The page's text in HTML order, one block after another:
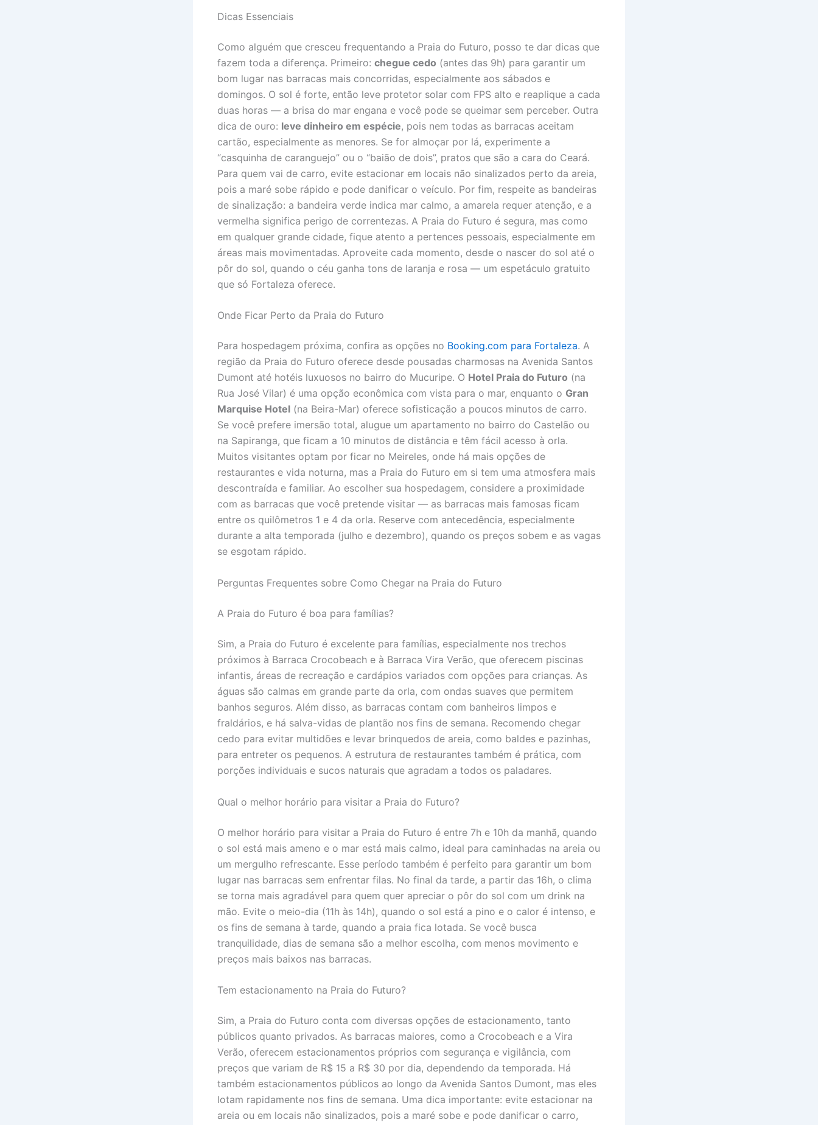
Dicas Essenciais
Como alguém que cresceu frequentando a Praia do Futuro, posso te dar dicas que
fazem toda a diferença. Primeiro: chegue cedo (antes das 9h) para garantir um
bom lugar nas barracas mais concorridas, especialmente aos sábados e
domingos. O sol é forte, então leve protetor solar com FPS alto e reaplique a cada
duas horas — a brisa do mar engana e você pode se queimar sem perceber. Outra
dica de ouro: leve dinheiro em espécie, pois nem todas as barracas aceitam
cartão, especialmente as menores. Se for almoçar por lá, experimente a
“casquinha de caranguejo” ou o “baião de dois”, pratos que são a cara do Ceará.
Para quem vai de carro, evite estacionar em locais não sinalizados perto da areia,
pois a maré sobe rápido e pode danificar o veículo. Por fim, respeite as bandeiras
de sinalização: a bandeira verde indica mar calmo, a amarela requer atenção, e a
vermelha significa perigo de correntezas. A Praia do Futuro é segura, mas como
em qualquer grande cidade, fique atento a pertences pessoais, especialmente em
áreas mais movimentadas. Aproveite cada momento, desde o nascer do sol até o
pôr do sol, quando o céu ganha tons de laranja e rosa — um espetáculo gratuito
que só Fortaleza oferece.
Onde Ficar Perto da Praia do Futuro
Para hospedagem próxima, confira as opções no Booking.com para Fortaleza. A
região da Praia do Futuro oferece desde pousadas charmosas na Avenida Santos
Dumont até hotéis luxuosos no bairro do Mucuripe. O Hotel Praia do Futuro (na
Rua José Vilar) é uma opção econômica com vista para o mar, enquanto o Gran
Marquise Hotel (na Beira-Mar) oferece sofisticação a poucos minutos de carro.
Se você prefere imersão total, alugue um apartamento no bairro do Castelão ou
na Sapiranga, que ficam a 10 minutos de distância e têm fácil acesso à orla.
Muitos visitantes optam por ficar no Meireles, onde há mais opções de
restaurantes e vida noturna, mas a Praia do Futuro em si tem uma atmosfera mais
descontraída e familiar. Ao escolher sua hospedagem, considere a proximidade
com as barracas que você pretende visitar — as barracas mais famosas ficam
entre os quilômetros 1 e 4 da orla. Reserve com antecedência, especialmente
durante a alta temporada (julho e dezembro), quando os preços sobem e as vagas
se esgotam rápido.
Perguntas Frequentes sobre Como Chegar na Praia do Futuro
A Praia do Futuro é boa para famílias?
Sim, a Praia do Futuro é excelente para famílias, especialmente nos trechos
próximos à Barraca Crocobeach e à Barraca Vira Verão, que oferecem piscinas
infantis, áreas de recreação e cardápios variados com opções para crianças. As
águas são calmas em grande parte da orla, com ondas suaves que permitem
banhos seguros. Além disso, as barracas contam com banheiros limpos e
fraldários, e há salva-vidas de plantão nos fins de semana. Recomendo chegar
cedo para evitar multidões e levar brinquedos de areia, como baldes e pazinhas,
para entreter os pequenos. A estrutura de restaurantes também é prática, com
porções individuais e sucos naturais que agradam a todos os paladares.
Qual o melhor horário para visitar a Praia do Futuro?
O melhor horário para visitar a Praia do Futuro é entre 7h e 10h da manhã, quando
o sol está mais ameno e o mar está mais calmo, ideal para caminhadas na areia ou
um mergulho refrescante. Esse período também é perfeito para garantir um bom
lugar nas barracas sem enfrentar filas. No final da tarde, a partir das 16h, o clima
se torna mais agradável para quem quer apreciar o pôr do sol com um drink na
mão. Evite o meio-dia (11h às 14h), quando o sol está a pino e o calor é intenso, e
os fins de semana à tarde, quando a praia fica lotada. Se você busca
tranquilidade, dias de semana são a melhor escolha, com menos movimento e
preços mais baixos nas barracas.
Tem estacionamento na Praia do Futuro?
Sim, a Praia do Futuro conta com diversas opções de estacionamento, tanto
públicos quanto privados. As barracas maiores, como a Crocobeach e a Vira
Verão, oferecem estacionamentos próprios com segurança e vigilância, com
preços que variam de R$ 15 a R$ 30 por dia, dependendo da temporada. Há
também estacionamentos públicos ao longo da Avenida Santos Dumont, mas eles
lotam rapidamente nos fins de semana. Uma dica importante: evite estacionar na
areia ou em locais não sinalizados, pois a maré sobe e pode danificar o carro,